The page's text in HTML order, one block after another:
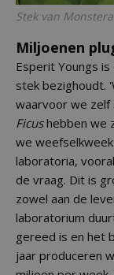
Stek van Monstera
Miljoenen
Esperit Youngs
stek bezighoudt.
waarvoor we zelf
Ficushebben we
we
laboratoria,
de vraag. Dit is
zowel aan de
laboratorium
gereed is en het
jaar produceren